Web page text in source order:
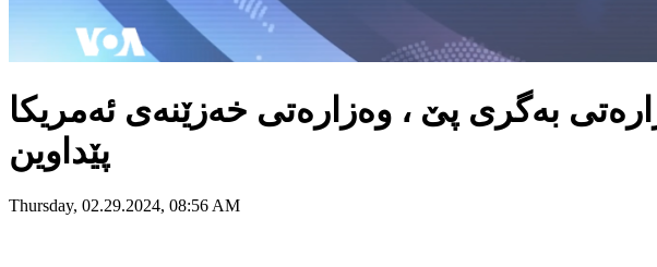
بەگری پێ ، وەزارەتی خەزێنەی ئەمریکا
پێداوین
Thursday, 02.29.2024, 08:56 AM